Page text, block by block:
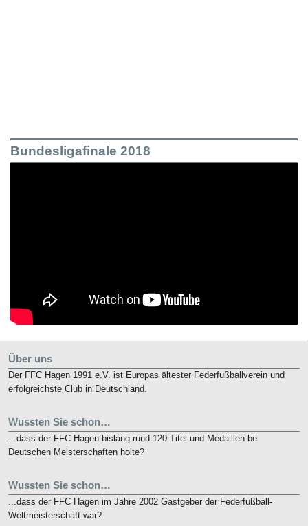
Bundesligafinale 2018
Über uns
Der FFC Hagen 1991 e.V. ist Europas ältester Federfußballverein und
erfolgreichste Club in Deutschland.
Wussten Sie schon…
...dass der FFC Hagen bislang rund 120 Titel und Medaillen bei
Deutschen Meisterschaften holte?
Wussten Sie schon…
...dass der FFC Hagen im Jahre 2002 Gastgeber der Federfußball-
Weltmeisterschaft war?